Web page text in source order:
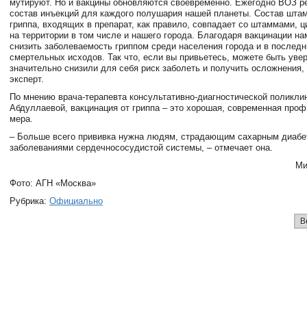
мутируют. Но и вакцины обновляются своевременно. Ежегодно ВОЗ
состав инъекций для каждого полушария нашей планеты. Состав
гриппа, входящих в препарат, как правило, совпадает со штаммами,
на территории в том числе и нашего города. Благодаря вакцинации
снизить заболеваемость гриппом среди населения города и в
смертельных исходов. Так что, если вы привьетесь, можете быть
значительно снизили для себя риск заболеть и получить
эксперт.
По мнению врача-терапевта консультативно-диагностической
Абдуллаевой, вакцинация от гриппа – это хорошая, современная
мера.
– Больше всего прививка нужна людям, страдающим сахарным
заболеваниями сердечнососудистой системы, – отмечает она.
Фото: АГН «Москва»
Рубрика: Официально